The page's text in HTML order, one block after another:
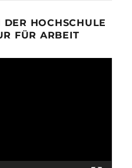
HOCHSCHULE
FÜR ARBEIT